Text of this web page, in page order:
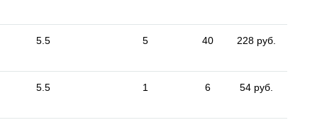
5.5 5 40 228 руб.
5.5 1 6 54 руб.